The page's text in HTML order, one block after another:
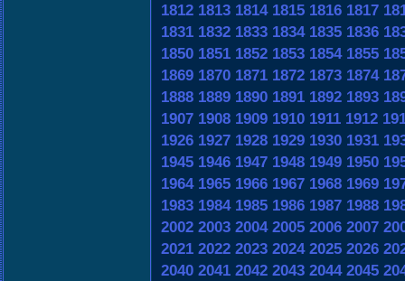
1812 1813 1814 1815 1816 1817
1831 1832 1833 1834 1835 1836
1850 1851 1852 1853 1854 1855
1869 1870 1871 1872 1873 1874
1888 1889 1890 1891 1892 1893
1907 1908 1909 1910 1911 1912
1926 1927 1928 1929 1930 1931
1945 1946 1947 1948 1949 1950
1964 1965 1966 1967 1968 1969
1983 1984 1985 1986 1987 1988
2002 2003 2004 2005 2006 2007
2021 2022 2023 2024 2025 2026
2040 2041 2042 2043 2044 2045